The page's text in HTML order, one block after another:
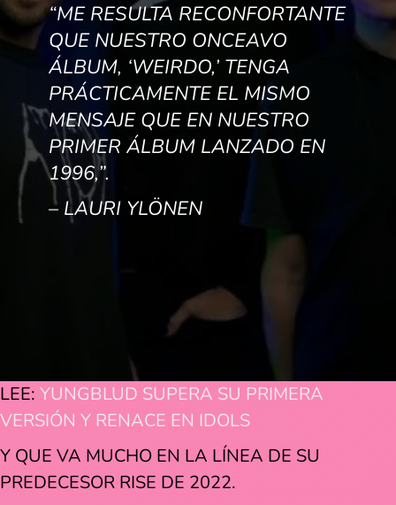
“ME RESULTA RECONFORTANTE
QUE NUESTRO ONCEAVO
ÁLBUM, ‘WEIRDO,’ TENGA
PRÁCTICAMENTE EL MISMO
MENSAJE QUE EN NUESTRO
PRIMER ÁLBUM LANZADO EN
1996,”.
– LAURI YLÖNEN
LEE: YUNGBLUD SUPERA SU PRIMERA
VERSIÓN Y RENACE EN IDOLS
Y QUE VA MUCHO EN LA LÍNEA DE SU
PREDECESOR RISE DE 2022.